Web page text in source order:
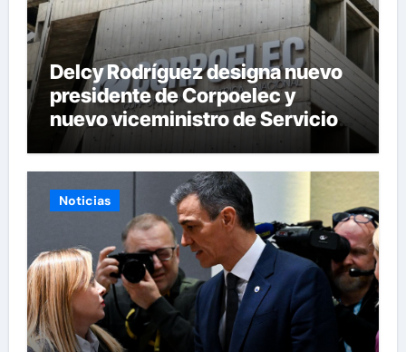
Delcy Rodríguez designa nuevo
presidente de Corpoelec y
nuevo viceministro de Servicios
Eléctricos
Noticias